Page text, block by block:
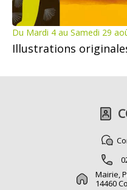
Du Mardi 4 au Samedi 29
Illustrations
Mairie,
14460